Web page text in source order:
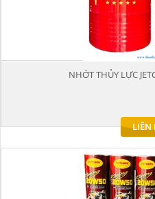
NHỚT THỦY LỰC
LIÊN